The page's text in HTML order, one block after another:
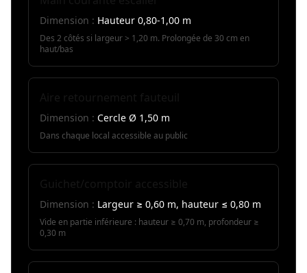
Dimension : Hauteur 0,80-1,00 m
Des 2 côtés si largeur > 1,20 m. Prolongée de 30 cm en
haut/bas
Dimension : Cercle Ø 1,50 m
Dans chaque local accessible au public
Dimension : Largeur ≥ 0,60 m, hauteur ≤ 0,80 m
Vide en partie inférieure : hauteur ≥ 0,70 m, profondeur ≥
0,30 m